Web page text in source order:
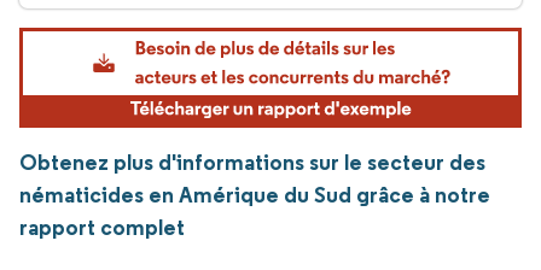
Obtenez plus d'informations sur le secteur des
nématicides en Amérique du Sud grâce à notre
rapport complet